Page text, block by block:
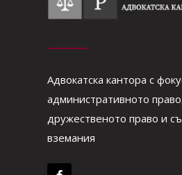
Адвокатска кантора с
административното
дружественото право и
вземания